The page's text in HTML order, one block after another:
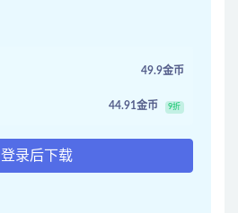
49.9金币
44.91金币 9折
登录后下载